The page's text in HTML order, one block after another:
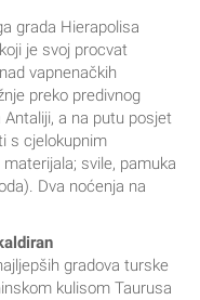
grada Hierapolisa
je svoj procvat
vapnenačkih
preko predivnog
a na putu posjet
s cjelokupnim
svile, pamuka
Dva noćenja na
gradova turske
kulisom Taurusa